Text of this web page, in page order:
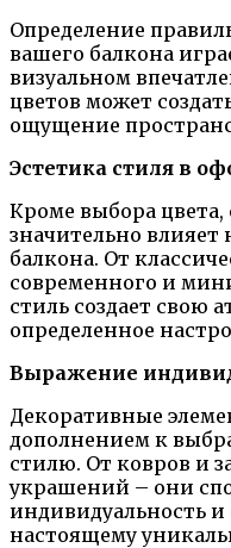
Определение
вашего балкона
визуальном
цветов может
ощущение
Эстетика стиля в
Кроме выбора
значительно влияет
балкона. От
современного и
стиль создает свою
определенное
Выражение
Декоративные
дополнением к
стилю. От ковров и
украшений – они
индивидуальность и
настоящему